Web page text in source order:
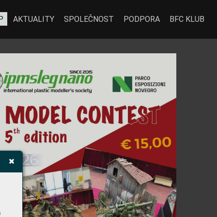
AKTUALITY SPOLEČNOST PODPORA BFC KLUB